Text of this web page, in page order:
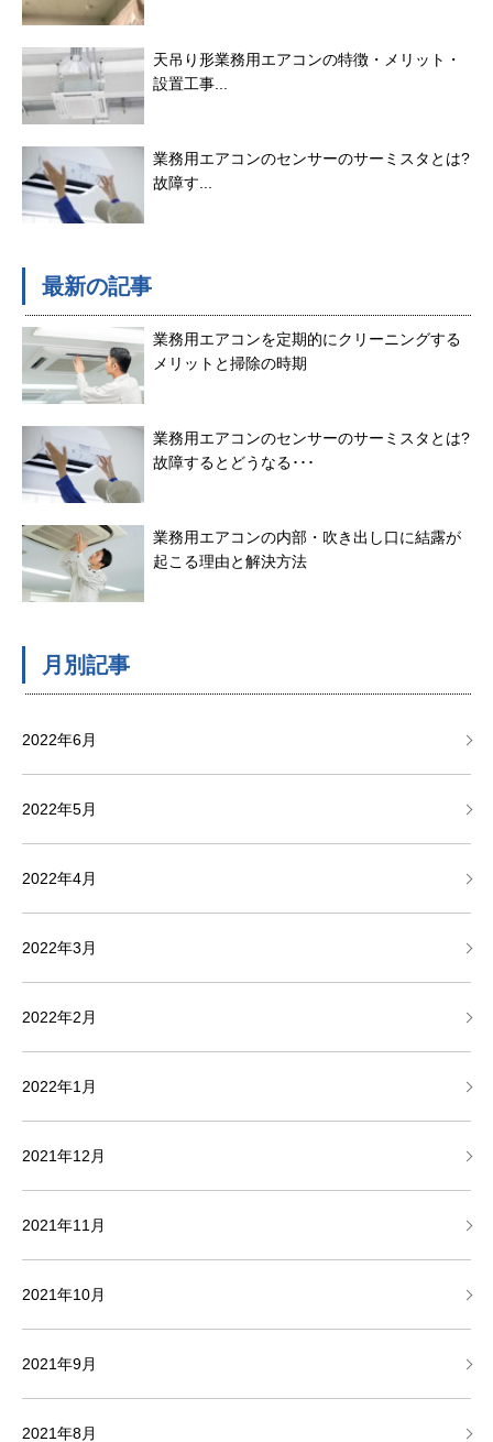
天吊り形業務用エアコンの特徴・メリット・
設置工事...
業務用エアコンのセンサーのサーミスタとは?
故障す...
最新の記事
業務用エアコンを定期的にクリーニングする
メリットと掃除の時期
業務用エアコンのセンサーのサーミスタとは?
故障するとどうなる･･･
業務用エアコンの内部・吹き出し口に結露が
起こる理由と解決方法
月別記事
2022年6月
2022年5月
2022年4月
2022年3月
2022年2月
2022年1月
2021年12月
2021年11月
2021年10月
2021年9月
2021年8月